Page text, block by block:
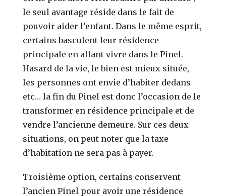
le seul avantage réside dans le fait de
pouvoir aider l’enfant. Dans le même esprit,
certains basculent leur résidence
principale en allant vivre dans le Pinel.
Hasard de la vie, le bien est mieux située,
les personnes ont envie d’habiter dedans
etc… la fin du Pinel est donc l’occasion de le
transformer en résidence principale et de
vendre l’ancienne demeure. Sur ces deux
situations, on peut noter que la taxe
d’habitation ne sera pas à payer.
Troisième option, certains conservent
l’ancien Pinel pour avoir une résidence